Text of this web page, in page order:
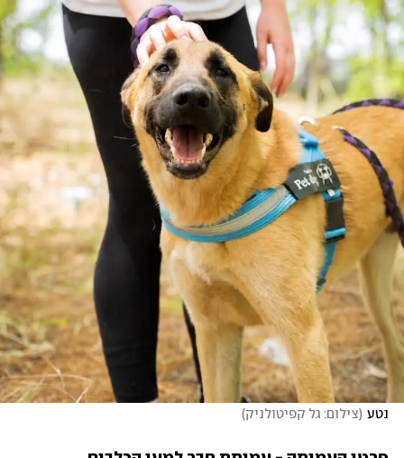
נטע (צילום: גל קפיטולניק)